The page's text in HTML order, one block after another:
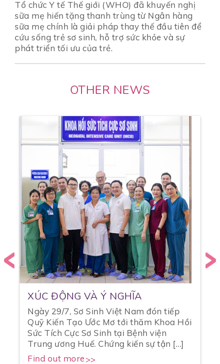
Tổ chức Y tế Thế giới (WHO) đã khuyến nghị
sữa mẹ hiến tặng thanh trùng từ Ngân hàng
sữa mẹ chính là giải pháp thay thế đầu tiên để
cứu sống trẻ sơ sinh, hỗ trợ sức khỏe và sự
phát triển tối ưu của trẻ.
OTHER NEWS
XÚC ĐỘNG VÀ Ý NGHĨA
Ngày 29/7, Sơ Sinh Việt Nam đón tiếp
Quỹ Kiến Tạo Ước Mơ tới thăm Khoa Hồi
Sức Tích Cực Sơ Sinh tại Bệnh viện
Trung ương Huế. Chứng kiến sự tận […]
Find out more